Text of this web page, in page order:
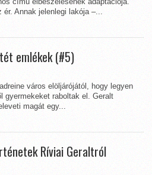
Annak jelenlegi lakója –...
emlékek (#5)
város elöljárójától, hogy legyen
gyermekeket raboltak el. Geralt
magát egy...
Ríviai Geraltról